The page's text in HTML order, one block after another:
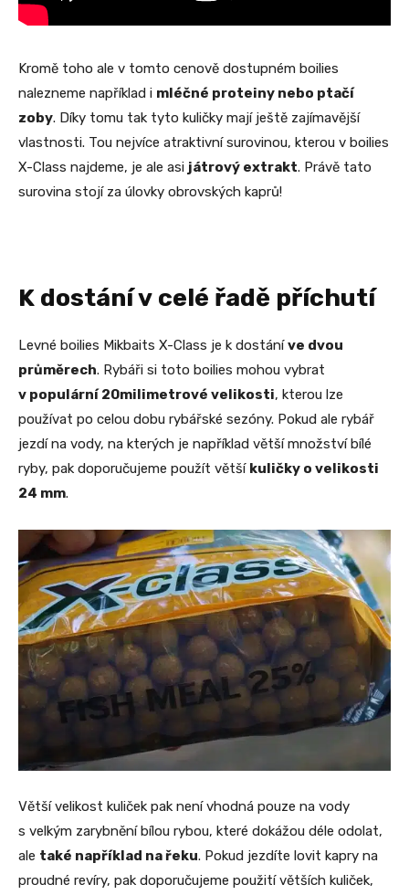
Kromě toho ale v tomto cenově dostupném boilies
nalezneme například i mléčné proteiny nebo ptačí
zoby. Díky tomu tak tyto kuličky mají ještě zajímavější
vlastnosti. Tou nejvíce atraktivní surovinou, kterou v boilies
X-Class najdeme, je ale asi játrový extrakt. Právě tato
surovina stojí za úlovky obrovských kaprů!
K dostání v celé řadě příchutí
Levné boilies Mikbaits X-Class je k dostáníve dvou
průměrech. Rybáři si toto boilies mohou vybrat
v populární 20milimetrové velikosti, kterou lze
používat po celou dobu rybářské sezóny. Pokud ale rybář
jezdí na vody, na kterých je například větší množství bílé
ryby, pak doporučujeme použít větší kuličky o velikosti
24 mm.
Větší velikost kuliček pak není vhodná pouze na vody
s velkým zarybnění bílou rybou, které dokážou déle odolat,
ale také například na řeku. Pokud jezdíte lovit kapry na
proudné revíry, pak doporučujeme použití větších kuliček,